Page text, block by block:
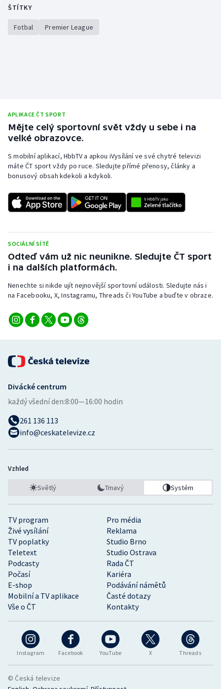
ŠTÍTKY
Fotbal Premier League
APLIKACE ČT SPORT
Mějte celý sportovní svět vždy u sebe i na
velké obrazovce.
S mobilní aplikací, HbbTV a apkou iVysílání ve své chytré televizi
máte ČT sport vždy po ruce. Sledujte přímé přenosy, články a
bonusový obsah kdekoli a kdykoli.
SOCIÁLNÍ SÍTĚ
Odteď vám už nic neunikne. Sledujte ČT sport
i na dalších platformách.
Nenechte si nikde ujít nejnovější sportovní události. Sledujte nás i
na Facebooku, X, Instagramu, Threads či YouTube a buďte v obraze.
Instagram Facebook YouTube X Threads
TV program
Pro média
Živé vysílání
Reklama
TV poplatky
Studio Brno
Teletext
Studio Ostrava
Podcasty
Rada ČT
Počasí
Kariéra
E-shop
Podávání námětů
Mobilní a TV aplikace
Časté dotazy
Vše o ČT
Kontakty
Divácké centrum
každý všední den:8:00—16:00 hodin
261 136 113
info@ceskatelevize.cz
Vzhled
Světlý Tmavý Systém
© Česká televize